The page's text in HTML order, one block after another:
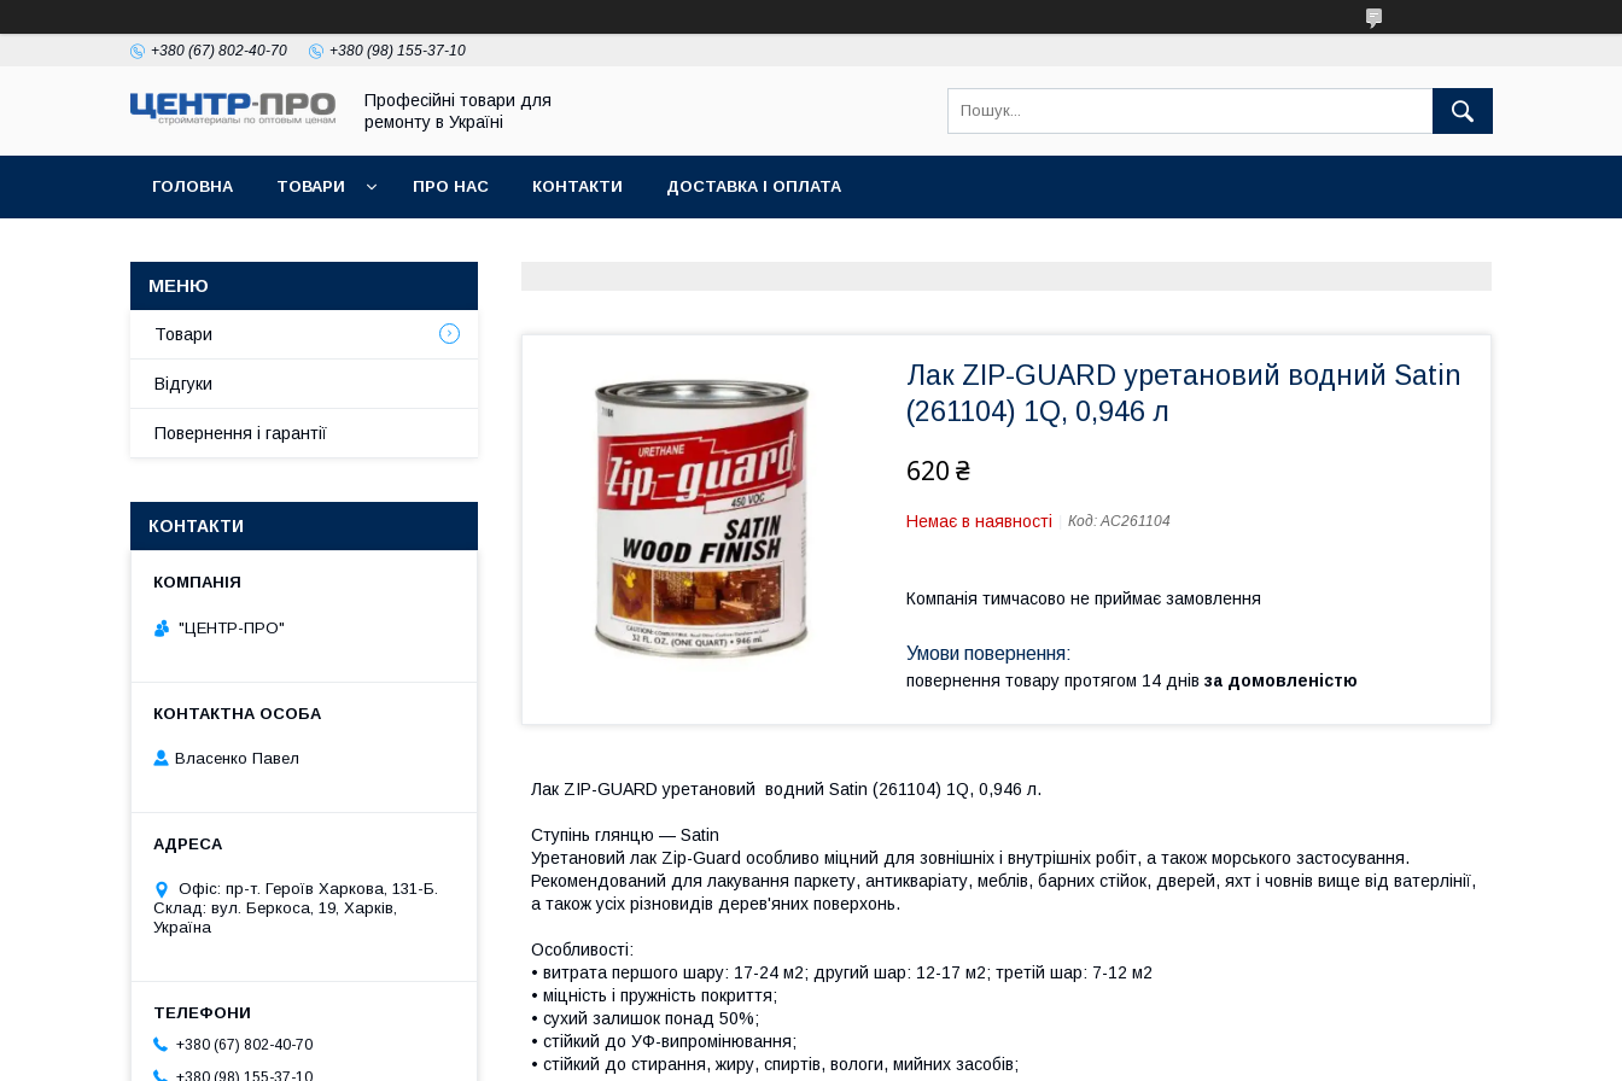
+380 (67) 802-40-70 +380 (98) 155-37-10
Професійні товари для
ремонту в Україні
ГОЛОВНА ТОВАРИ ПРО НАС КОНТАКТИ ДОСТАВКА І ОПЛАТА
Лак ZIP-GUARD уретановий водний Satin
(261104) 1Q, 0,946 л
620 ₴
Немає в наявності Код:AC261104
Компанія тимчасово не приймає замовлення
повернення товару протягом 14 днів за домовленістю
Лак ZIP-GUARD уретановий водний Satin (261104) 1Q, 0,946 л.
Ступінь глянцю — Satin
Уретановий лак Zip-Guard особливо міцний для зовнішніх і внутрішніх робіт, а також морського застосування.
Рекомендований для лакування паркету, антикваріату, меблів, барних стійок, дверей, яхт і човнів вище від ватерлінії,
а також усіх різновидів дерев'яних поверхонь.
Особливості:
• витрата першого шару: 17-24 м2; другий шар: 12-17 м2; третій шар: 7-12 м2
• міцність і пружність покриття;
• сухий залишок понад 50%;
• стійкий до УФ-випромінювання;
• стійкий до стирання, жиру, спиртів, вологи, мийних засобів;
Товари
Відгуки
Повернення і гарантії
КОНТАКТИ
"ЦЕНТР-ПРО"
Власенко Павел
Офіс: пр-т. Героїв Харкова, 131-Б.
Склад: вул. Беркоса, 19, Харків,
Україна
+380 (67) 802-40-70